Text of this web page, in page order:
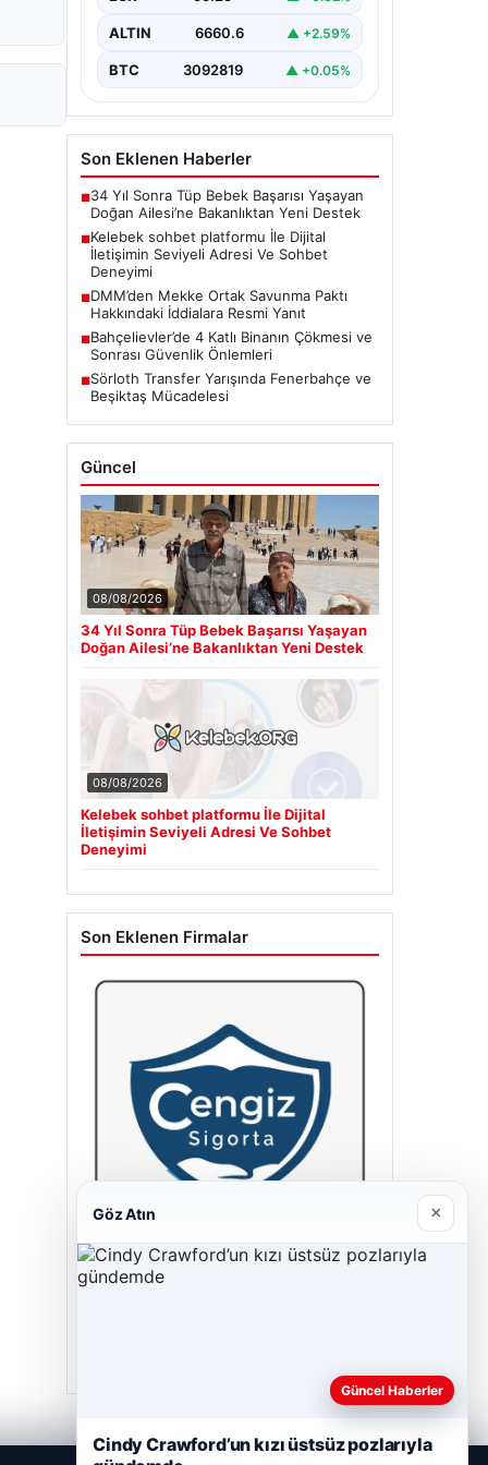
bir şekilde iletişim kurması ciddi bir
ALTIN 6660.6 ▲ +2.59%
BTC 3092819 ▲ +0.05%
Son Eklenen Haberler
■34 Yıl Sonra Tüp Bebek Başarısı Yaşayan
Doğan Ailesi’ne Bakanlıktan Yeni Destek
■Kelebek sohbet platformu İle Dijital
İletişimin Seviyeli Adresi Ve Sohbet
Deneyimi
■DMM’den Mekke Ortak Savunma Paktı
Hakkındaki İddialara Resmi Yanıt
■Bahçelievler’de 4 Katlı Binanın Çökmesi ve
Sonrası Güvenlik Önlemleri
■Sörloth Transfer Yarışında Fenerbahçe ve
Beşiktaş Mücadelesi
Güncel
08/08/2026
34 Yıl Sonra Tüp Bebek Başarısı Yaşayan
Doğan Ailesi’ne Bakanlıktan Yeni Destek
08/08/2026
Kelebek sohbet platformu İle Dijital
İletişimin Seviyeli Adresi Ve Sohbet
Deneyimi
Son Eklenen Firmalar
Cengiz Sigorta
Göz Atın ×
Güncel Haberler
Cindy Crawford’un kızı üstsüz pozlarıyla